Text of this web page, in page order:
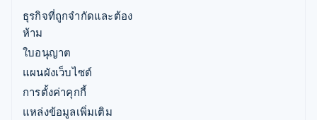
ธุรกิจที่ถูกจำกัดและต้อง
ห้าม
ใบอนุญาต
แผนผังเว็บไซต์
การตั้งค่าคุกกี้
แหล่งข้อมูลเพิ่มเติม